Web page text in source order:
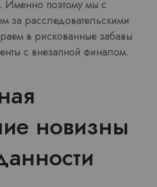
Именно поэтому мы с
за расследовательскими
в рискованные забавы
с внезапной финалом.
новизны